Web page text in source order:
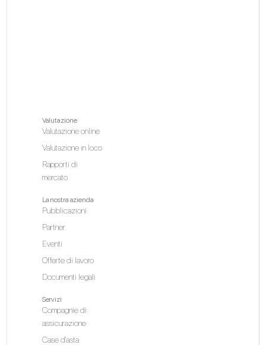
Valutazione
Valutazione online
Valutazione in loco
Rapporti di
mercato
La nostra azienda
Pubblicazioni
Partner
Eventi
Offerte di lavoro
Documenti legali
Servizi
Compagnie di
assicurazione
Case d'asta